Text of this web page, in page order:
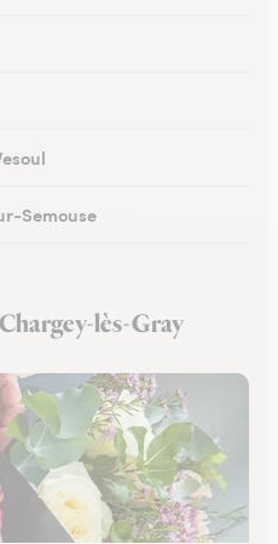
Semouse
et-Saint-Albin
lès-Gray